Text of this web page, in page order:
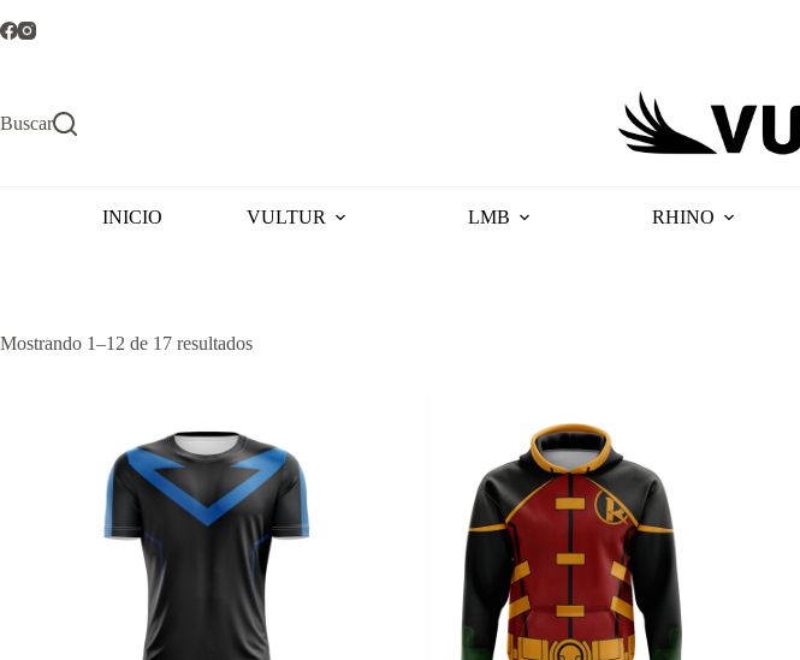
al
Buscar
INICIO VULTUR LMB RHINO
Mostrando 1–12 de 17 resultadosOrdenado